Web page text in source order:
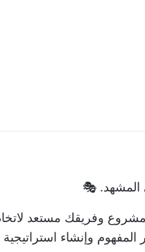
المشهد. 🎭
وفريقك مستعد
المفهوم وإنشاء